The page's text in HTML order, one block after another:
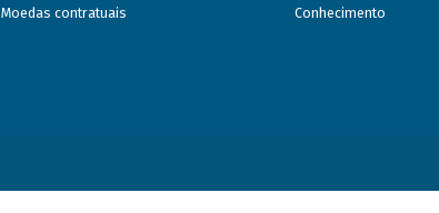
Moedas contratuais Conhecimento